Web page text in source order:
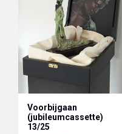
Voorbijgaan
(jubileumcassette)
13/25